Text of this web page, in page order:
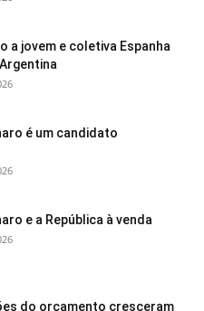
a jovem e coletiva Espanha
é um candidato
e a República à venda
do orçamento cresceram